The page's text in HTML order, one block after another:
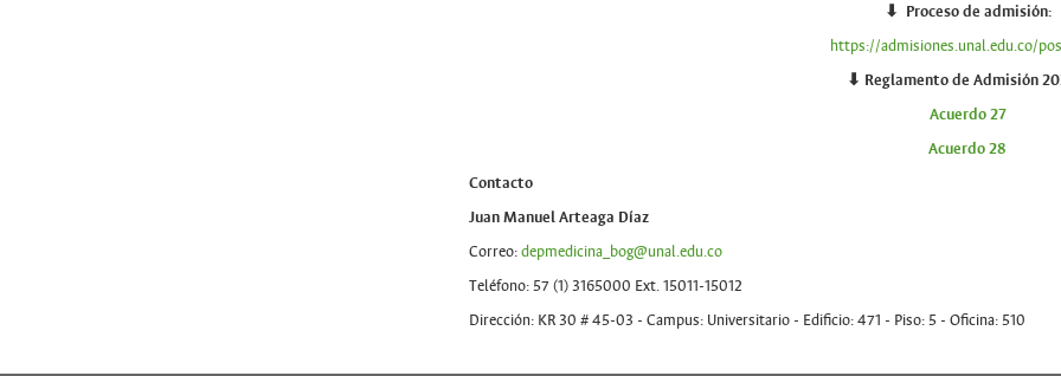
⬇ Proceso de admisión:
https://admisiones.unal.edu.co/
⬇ Reglamento de Admisión
Acuerdo 27
Acuerdo 28
Contacto
Juan Manuel Arteaga Díaz
Correo:depmedicina_bog@unal.edu.co
Teléfono: 57 (1) 3165000 Ext. 15011-15012
Dirección: KR 30 # 45-03 - Campus: Universitario - Edificio: 471 - Piso: 5 - Oficina: 510